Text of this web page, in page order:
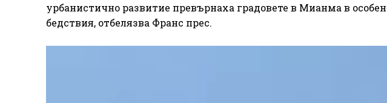
урбанистично развитие превърнаха градовете в Мианма в
бедствия, отбелязва Франс прес.